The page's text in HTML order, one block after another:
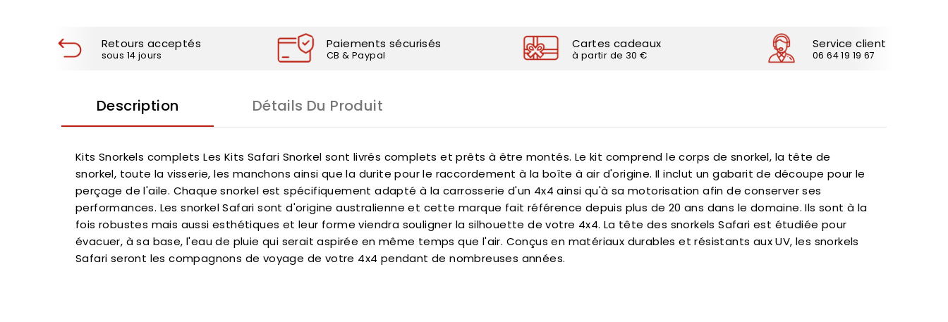
Retours acceptés
sous 14 jours
Paiements sécurisés
CB & Paypal
Cartes cadeaux
à partir de 30 €
Service client
06 64 19 19 67
Description Détails Du Produit
Kits Snorkels complets Les Kits Safari Snorkel sont livrés complets et prêts à être montés. Le kit comprend le corps de snorkel, la tête de
snorkel, toute la visserie, les manchons ainsi que la durite pour le raccordement à la boîte à air d'origine. Il inclut un gabarit de découpe pour le
perçage de l'aile. Chaque snorkel est spécifiquement adapté à la carrosserie d'un 4x4 ainsi qu'à sa motorisation afin de conserver ses
performances. Les snorkel Safari sont d'origine australienne et cette marque fait référence depuis plus de 20 ans dans le domaine. Ils sont à la
fois robustes mais aussi esthétiques et leur forme viendra souligner la silhouette de votre 4x4. La tête des snorkels Safari est étudiée pour
évacuer, à sa base, l'eau de pluie qui serait aspirée en même temps que l'air. Conçus en matériaux durables et résistants aux UV, les snorkels
Safari seront les compagnons de voyage de votre 4x4 pendant de nombreuses années.